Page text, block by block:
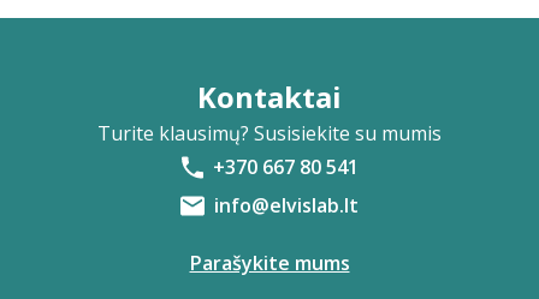
Kontaktai
Turite klausimų? Susisiekite su mumis
+370 667 80 541
info@elvislab.lt
Parašykite mums